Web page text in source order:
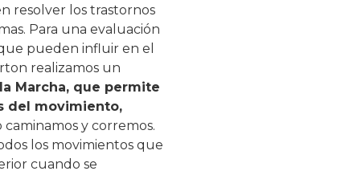
resolver los trastornos
Para una evaluación
pueden influir en el
realizamos un
Marcha, que permite
del movimiento,
y corremos.
los movimientos que
cuando se